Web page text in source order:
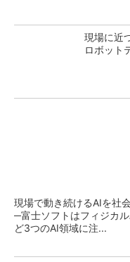
現場に近
ロボット
現場で動き続けるAIを社
─富士ソフトはフィジカ
ど3つのAI領域に注...